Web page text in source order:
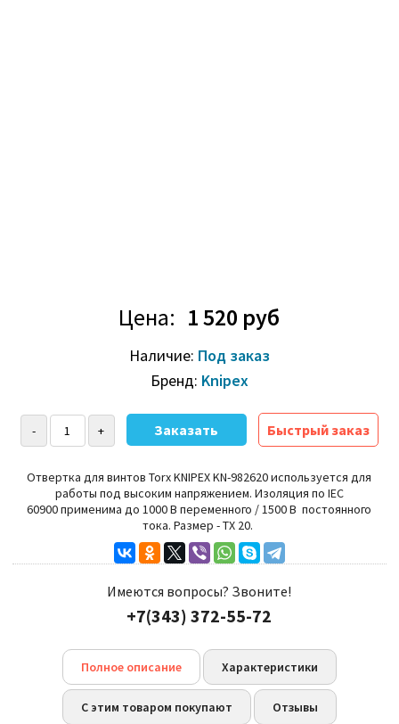
Цена: 1 520 руб
Наличие: Под заказ
Бренд: Knipex
Быстрый заказ
Отвертка для винтов Torx KNIPEX KN-982620 используется для
работы под высоким напряжением. Изоляция по IEC
60900применима до 1000 В переменного / 1500 В постоянного
тока. Размер - TX 20.
Имеются вопросы? Звоните!
+7(343) 372-55-72
Полное описание Характеристики
С этим товаром покупают Отзывы